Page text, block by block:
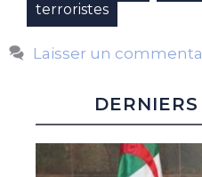
terroristes
Laisser un